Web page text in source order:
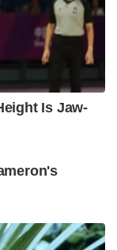
Is Jaw-